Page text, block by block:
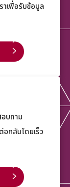
าเพื่อรับข้อมูล
บถาม
กลับโดยเร็ว